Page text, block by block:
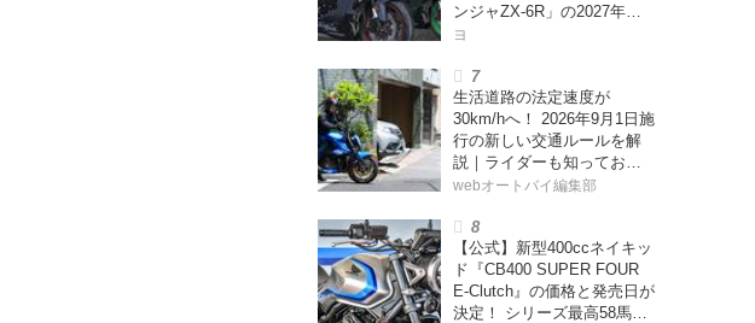
ンジャZX-6R」の2027年モ
デルを発表、2気筒ニンジャ
ヨ
生活道路の法定速度が
30km/hへ！ 2026年9月1日施
行の新しい交通ルールを解
説｜ライダーも知っておく
べきポイントをチェック！
webオートバイ編集部
【公式】新型400ccネイキッ
ド『CB400 SUPER FOUR
E-Clutch』の価格と発売日が
決定！ シリーズ最高58馬力